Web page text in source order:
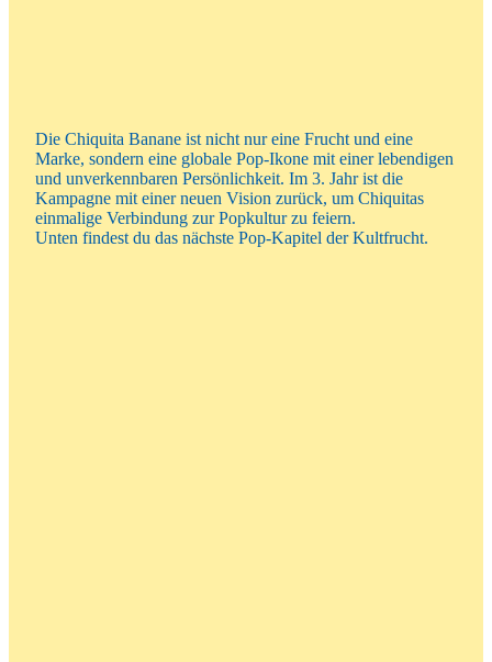
Die Chiquita Banane ist nicht nur eine Frucht und eine
Marke, sondern eine globale Pop-Ikone mit einer lebendigen
und unverkennbaren Persönlichkeit. Im 3. Jahr ist die
Kampagne mit einer neuen Vision zurück, um Chiquitas
einmalige Verbindung zur Popkultur zu feiern.
Unten findest du das nächste Pop-Kapitel der Kultfrucht.